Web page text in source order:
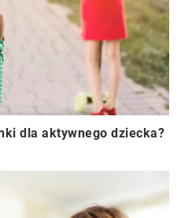
dla aktywnego dziecka?